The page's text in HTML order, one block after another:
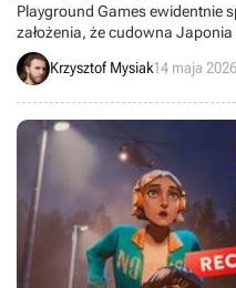
Playground Games ewidentnie
założenia, że cudowna
Krzysztof Mysiak14 maja 2026